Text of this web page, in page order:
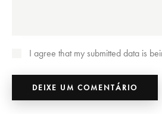
I agree that my submitted data is